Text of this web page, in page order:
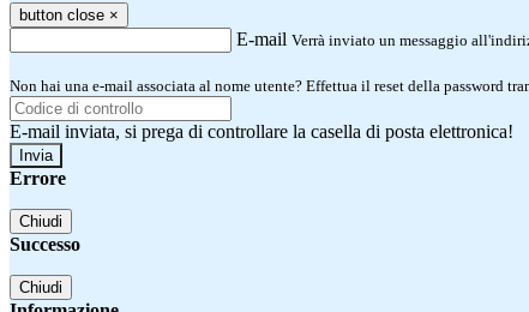
button close ×
E-mail Verrà inviato un messaggio
Non hai una e-mail associata al nome utente? Effettua il reset della password
E-mail inviata, si prega di controllare la casella di posta elettronica!
Errore
Chiudi
Successo
Chiudi